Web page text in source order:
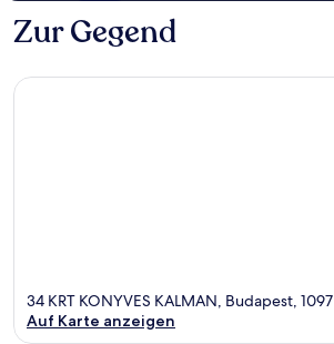
Zur Gegend
34 KRT KONYVES KALMAN, Budapest, 1097
Auf Karte anzeigen